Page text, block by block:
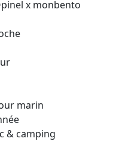
x monbento
marin
& camping